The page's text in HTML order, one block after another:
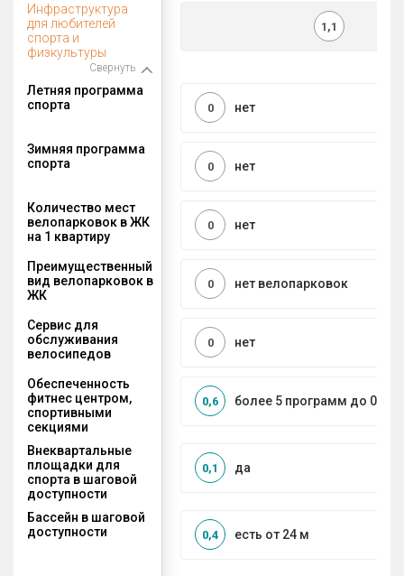
Инфраструктура
для любителей
спорта и
физкультуры
Свернуть
1,1
Летняя программа
спорта
нет
0
Зимняя программа
спорта
нет
0
Количество мест
велопарковок в ЖК
на 1 квартиру
нет
0
Преимущественный
вид велопарковок в
ЖК
нет велопарковок
0
Сервис для
обслуживания
велосипедов
нет
0
Обеспеченность
фитнес центром,
спортивными
секциями
более 5 программ до 0,5
0,6
Внеквартальные
площадки для
спорта в шаговой
доступности
да
0,1
Бассейн в шаговой
доступности
есть от 24 м
0,4